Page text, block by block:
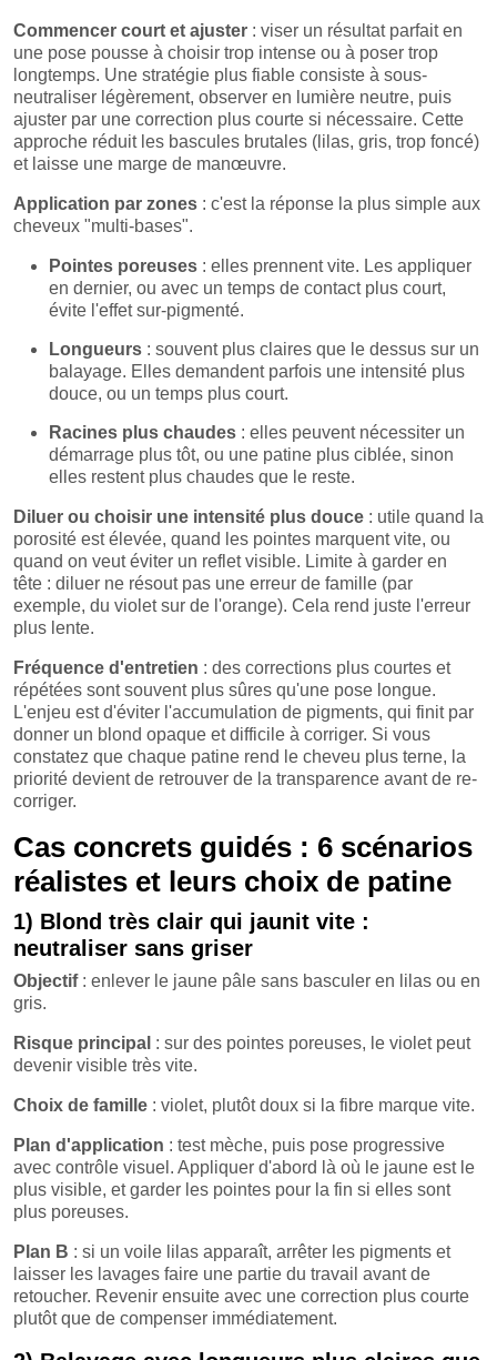
Commencer court et ajuster : viser un résultat parfait en
une pose pousse à choisir trop intense ou à poser trop
longtemps. Une stratégie plus fiable consiste à sous-
neutraliser légèrement, observer en lumière neutre, puis
ajuster par une correction plus courte si nécessaire. Cette
approche réduit les bascules brutales (lilas, gris, trop foncé)
et laisse une marge de manœuvre.
Application par zones : c'est la réponse la plus simple aux
cheveux "multi-bases".
Pointes poreuses : elles prennent vite. Les appliquer
en dernier, ou avec un temps de contact plus court,
évite l'effet sur-pigmenté.
Longueurs : souvent plus claires que le dessus sur un
balayage. Elles demandent parfois une intensité plus
douce, ou un temps plus court.
Racines plus chaudes : elles peuvent nécessiter un
démarrage plus tôt, ou une patine plus ciblée, sinon
elles restent plus chaudes que le reste.
Diluer ou choisir une intensité plus douce : utile quand la
porosité est élevée, quand les pointes marquent vite, ou
quand on veut éviter un reflet visible. Limite à garder en
tête : diluer ne résout pas une erreur de famille (par
exemple, du violet sur de l'orange). Cela rend juste l'erreur
plus lente.
Fréquence d'entretien : des corrections plus courtes et
répétées sont souvent plus sûres qu'une pose longue.
L'enjeu est d'éviter l'accumulation de pigments, qui finit par
donner un blond opaque et difficile à corriger. Si vous
constatez que chaque patine rend le cheveu plus terne, la
priorité devient de retrouver de la transparence avant de re-
corriger.
Cas concrets guidés : 6 scénarios
réalistes et leurs choix de patine
1) Blond très clair qui jaunit vite :
neutraliser sans griser
Objectif: enlever le jaune pâle sans basculer en lilas ou en
gris.
Risque principal : sur des pointes poreuses, le violet peut
devenir visible très vite.
Choix de famille : violet, plutôt doux si la fibre marque vite.
Plan d'application : test mèche, puis pose progressive
avec contrôle visuel. Appliquer d'abord là où le jaune est le
plus visible, et garder les pointes pour la fin si elles sont
plus poreuses.
Plan B : si un voile lilas apparaît, arrêter les pigments et
laisser les lavages faire une partie du travail avant de
retoucher. Revenir ensuite avec une correction plus courte
plutôt que de compenser immédiatement.